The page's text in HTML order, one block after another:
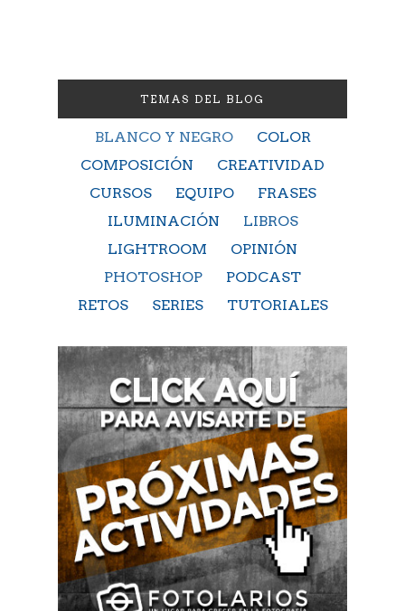
TEMAS DEL BLOG
BLANCO Y NEGRO
COLOR
COMPOSICIÓN
CREATIVIDAD
CURSOS
EQUIPO
FRASES
ILUMINACIÓN
LIBROS
LIGHTROOM
OPINIÓN
PHOTOSHOP
PODCAST
RETOS
SERIES TUTORIALES